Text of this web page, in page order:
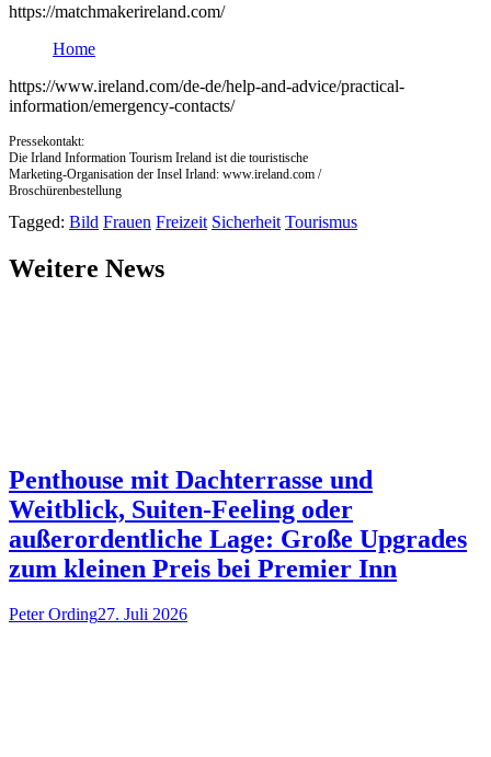
https://matchmakerireland.com/
Home
https://www.ireland.com/de-de/help-and-advice/practical-
information/emergency-contacts/
Pressekontakt:
Die Irland Information Tourism Ireland ist die touristische
Marketing-Organisation der Insel Irland: www.ireland.com /
Broschürenbestellung
Tagged: Bild Frauen Freizeit Sicherheit Tourismus
Weitere News
Penthouse mit Dachterrasse und
Weitblick, Suiten-Feeling oder
außerordentliche Lage: Große Upgrades
zum kleinen Preis bei Premier Inn
Peter Ording27. Juli 2026